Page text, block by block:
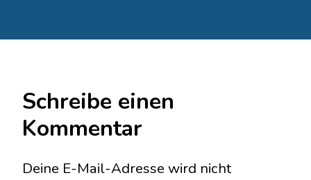
Schreibe einen
Kommentar
Deine E-Mail-Adresse wird nicht